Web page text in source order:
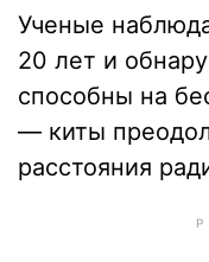
Ученые
20 лет и
способны на
— киты
расстояния